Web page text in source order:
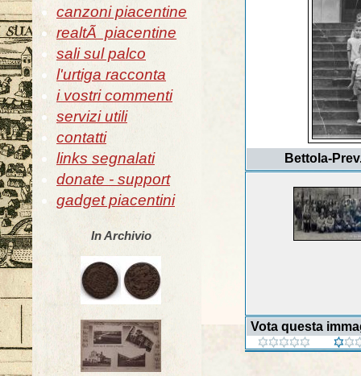
canzoni piacentine
realtÃ piacentine
sali sul palco
l'urtiga racconta
i vostri commenti
servizi utili
contatti
links segnalati
donate - support
gadget piacentini
In Archivio
Bettola-
Vota questa